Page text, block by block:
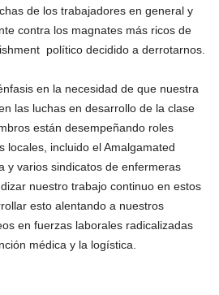
de los trabajadores en general y
contra los magnates más ricos de
político decidido a derrotarnos.
en la necesidad de que nuestra
las luchas en desarrollo de la clase
están desempeñando roles
locales, incluido el Amalgamated
y varios sindicatos de enfermeras
nuestro trabajo continuo en estos
esto alentando a nuestros
en fuerzas laborales radicalizadas
médica y la logística.